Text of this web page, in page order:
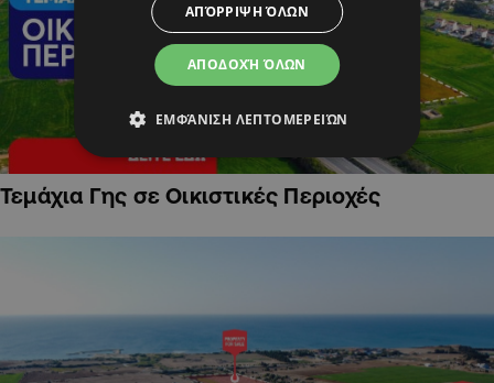
Τεμάχια Γης σε Οικιστικές Περιοχές
ΑΠΟΔΟΧΉ ΌΛΩΝ
ΑΠΌΡΡΙΨΗ ΌΛΩΝ
ΕΜΦΆΝΙΣΗ ΛΕΠΤΟΜΕΡΕΙΏΝ